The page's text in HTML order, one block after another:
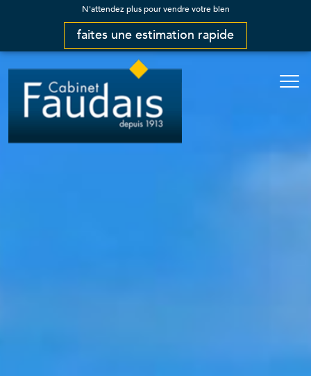
N'attendez plus pour vendre votre bien
faites une estimation rapide